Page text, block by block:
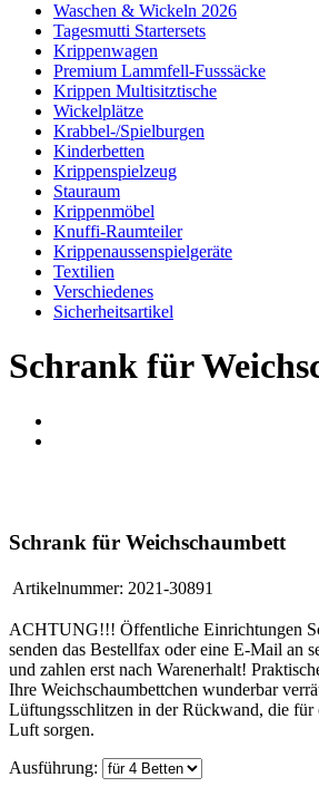
Waschen & Wickeln 2026
Tagesmutti Startersets
Krippenwagen
Premium Lammfell-Fusssäcke
Krippen Multisitztische
Wickelplätze
Krabbel-/Spielburgen
Kinderbetten
Krippenspielzeug
Stauraum
Krippenmöbel
Knuffi-Raumteiler
Krippenaussenspielgeräte
Textilien
Verschiedenes
Sicherheitsartikel
Schrank für
Schrank für Weichschaumbett
Artikelnummer: 2021-30891
ACHTUNG!!! Öffentliche Einrichtungen
senden das Bestellfax oder eine E-Mail an
und zahlen erst nach Warenerhalt!
Ihre Weichschaumbettchen wunderbar
Lüftungsschlitzen in der Rückwand, die
Luft sorgen.
Ausführung: